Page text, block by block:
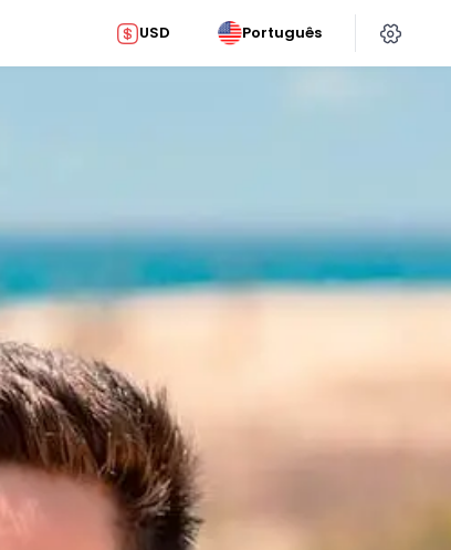
USD Português